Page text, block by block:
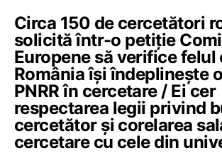
Circa 150 de cercetători
solicită într-o petiție
Europene să verifice felul
România își îndeplinește
PNRR în cercetare / Ei cer
respectarea legii privind
cercetător și corelarea
cercetare cu cele din